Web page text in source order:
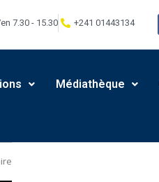
7.30 - 15.30 +241 01443134
Médiathèque